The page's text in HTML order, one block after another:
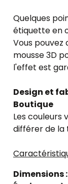
Quelques
étiquette en
Vous pouvez
mousse 3D
l'effet est
Design et
Boutique
Les couleurs
différer de la
Dimensions :